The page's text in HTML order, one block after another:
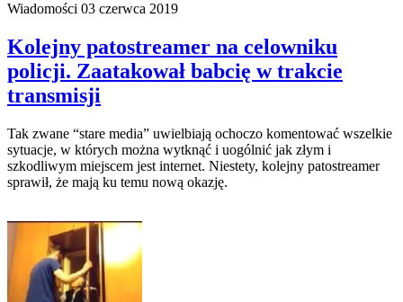
Wiadomości 03 czerwca 2019
Kolejny patostreamer na celowniku
policji. Zaatakował babcię w trakcie
transmisji
Tak zwane “stare media” uwielbiają ochoczo komentować wszelkie
sytuacje, w których można wytknąć i uogólnić jak złym i
szkodliwym miejscem jest internet. Niestety, kolejny patostreamer
sprawił, że mają ku temu nową okazję.